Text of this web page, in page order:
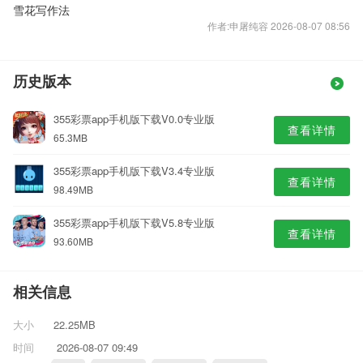
雪花写作法
作者:申屠纯容 2026-08-07 08:56
历史版本
355彩票app手机版下载V0.0专业版
65.3MB 查看详情
355彩票app手机版下载V3.4专业版
98.49MB 查看详情
355彩票app手机版下载V5.8专业版
93.60MB 查看详情
相关信息
大小
22.25MB
时间
2026-08-07 09:49